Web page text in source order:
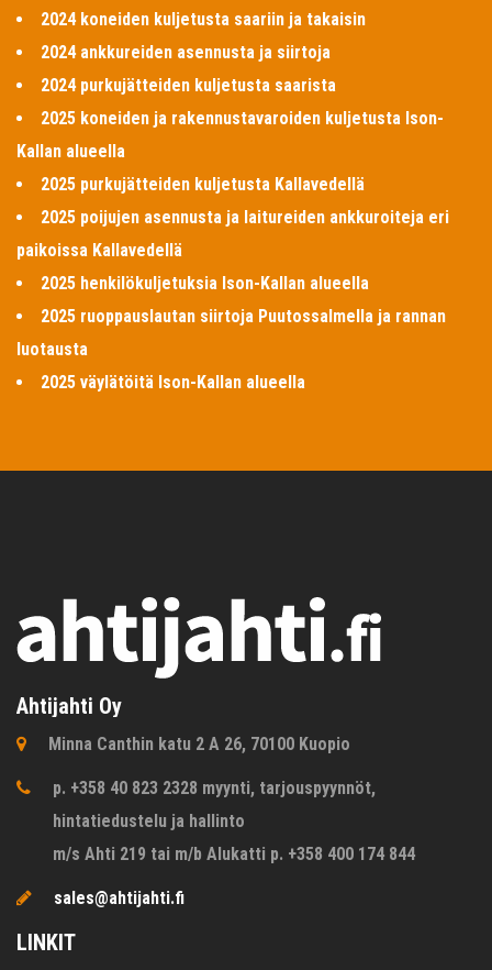
2024 koneiden kuljetusta saariin ja takaisin
2024 ankkureiden asennusta ja siirtoja
2024 purkujätteiden kuljetusta saarista
2025 koneiden ja rakennustavaroiden kuljetusta Ison-
Kallan alueella
2025 purkujätteiden kuljetusta Kallavedellä
2025 poijujen asennusta ja laitureiden ankkuroiteja eri
paikoissa Kallavedellä
2025 henkilökuljetuksia Ison-Kallan alueella
2025 ruoppauslautan siirtoja Puutossalmella ja rannan
luotausta
2025 väylätöitä Ison-Kallan alueella
Ahtijahti Oy
Minna Canthin katu 2 A 26, 70100 Kuopio
p. +358 40 823 2328 myynti, tarjouspyynnöt,
hintatiedustelu ja hallinto
m/s Ahti 219 tai m/b Alukatti p. +358 400 174 844
sales@ahtijahti.fi
LINKIT